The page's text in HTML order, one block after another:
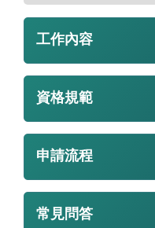
工作內容
資格規範
申請流程
常見問答